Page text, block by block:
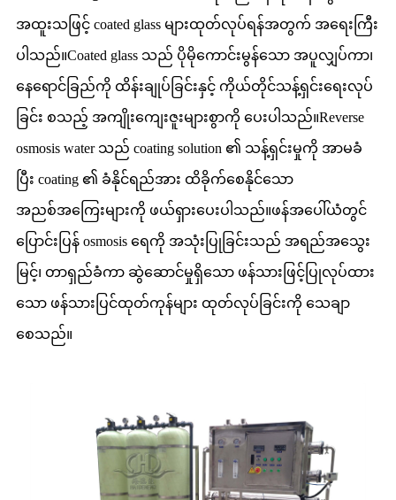
အထူးသဖြင့် coated glass များထုတ်လုပ်ရန်အတွက် အရေးကြီး
ပါသည်။Coated glass သည် ပိုမိုကောင်းမွန်သော အပူလျှပ်ကာ၊
နေရောင်ခြည်ကို ထိန်းချုပ်ခြင်းနှင့် ကိုယ်တိုင်သန့်ရှင်းရေးလုပ်
ခြင်း စသည့် အကျိုးကျေးဇူးများစွာကို ပေးပါသည်။Reverse
osmosis water သည် coating solution ၏ သန့်ရှင်းမှုကို အာမခံ
ပြီး coating ၏ ခံနိုင်ရည်အား ထိခိုက်စေနိုင်သော
အညစ်အကြေးများကို ဖယ်ရှားပေးပါသည်။ဖန်အပေါ်ယံတွင်
ပြောင်းပြန် osmosis ရေကို အသုံးပြုခြင်းသည် အရည်အသွေး
မြင့်၊ တာရှည်ခံကာ ဆွဲဆောင်မှုရှိသော ဖန်သားဖြင့်ပြုလုပ်ထား
သော ဖန်သားပြင်ထုတ်ကုန်များ ထုတ်လုပ်ခြင်းကို သေချာ
စေသည်။